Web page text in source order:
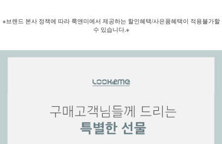
※브랜드 본사 정책에 따라 룩앤미에서 제공하는 할인혜택/사은품혜택이 적용불가할
수 있습니다.※